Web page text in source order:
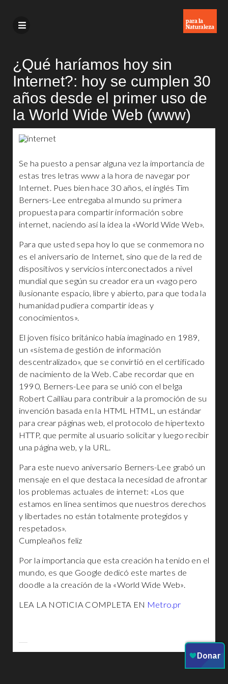
¿Qué haríamos hoy sin
Internet?: hoy se cumplen 30
años desde el primer uso de
la World Wide Web (www)
Se ha puesto a pensar alguna vez la importancia de
estas tres letras www a la hora de navegar por
Internet. Pues bien hace 30 años, el inglés Tim
Berners-Lee entregaba al mundo su primera
propuesta para compartir información sobre
internet, naciendo así la idea la «World Wide Web».
Para que usted sepa hoy lo que se conmemora no
es el aniversario de Internet, sino que de la red de
dispositivos y servicios interconectados a nivel
mundial que según su creador era un «vago pero
ilusionante espacio, libre y abierto, para que toda la
humanidad pudiera compartir ideas y
conocimientos».
El joven físico británico había imaginado en 1989,
un «sistema de gestión de información
descentralizado», que se convirtió en el certificado
de nacimiento de la Web. Cabe recordar que en
1990, Berners-Lee para se unió con el belga
Robert Cailliau para contribuir a la promoción de su
invención basada en la HTML HTML, un estándar
para crear páginas web, el protocolo de hipertexto
HTTP, que permite al usuario solicitar y luego recibir
una página web, y la URL.
Para este nuevo aniversario Berners-Lee grabó un
mensaje en el que destaca la necesidad de afrontar
los problemas actuales de internet: «Los que
estamos en línea sentimos que nuestros derechos
y libertades no están totalmente protegidos y
respetados».
Cumpleaños feliz
Por la importancia que esta creación ha tenido en el
mundo, es que Google dedicó este martes de
doodle a la creación de la «World Wide Web».
LEA LA NOTICIA COMPLETA EN Metro.pr